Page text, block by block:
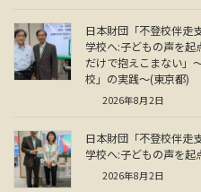
日本財団「不登校伴走
学校へ:子どもの声を
だけで抱えこまない」
校」の実践～(東京都)
2026年8月2日
日本財団「不登校伴走
学校へ:子どもの声を
2026年8月2日